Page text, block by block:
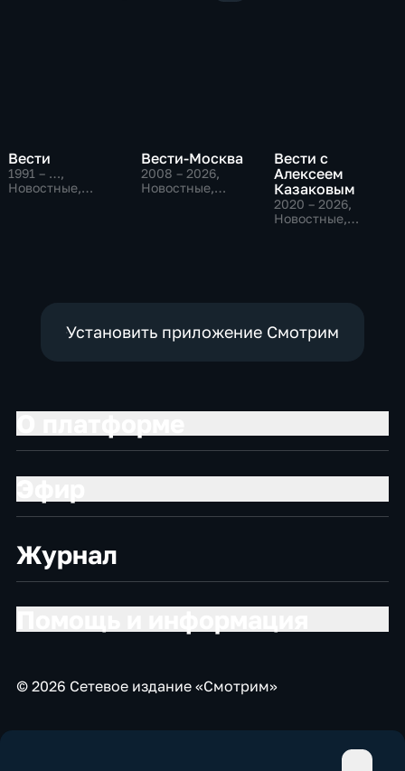
Вести
1991 – …,
Новостные,
Вести-Москва
2008 – 2026,
Новостные,
Вести с
Алексеем
Казаковым
2020 – 2026,
Новостные,
Установить приложение Смотрим
Журнал
© 2026 Сетевое издание «Смотрим»